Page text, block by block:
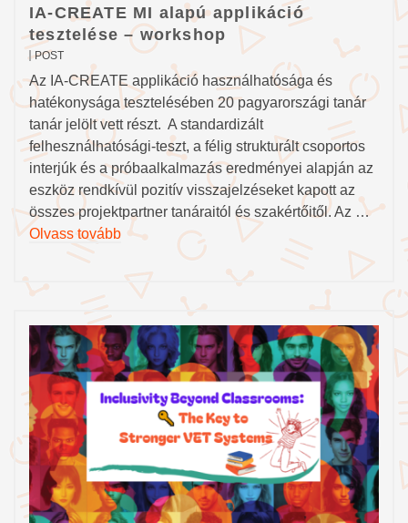
IA-CREATE MI alapú applikáció
tesztelése – workshop
POST
Az IA-CREATE applikáció használhatósága és
hatékonysága tesztelésében 20 pagyarországi tanár
tanár jelölt vett részt. A standardizált
felhesználhatósági-teszt, a félig strukturált csoportos
interjúk és a próbaalkalmazás eredményei alapján az
eszköz rendkívül pozitív visszajelzéseket kapott az
összes projektpartner tanáraitól és szakértőitől. Az …
Olvass tovább